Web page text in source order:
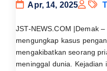
Apr, 14, 2025
JST-NEWS.COM |Demak
mengungkap kasus
mengakibatkan seorang
meninggal dunia. Kejadian